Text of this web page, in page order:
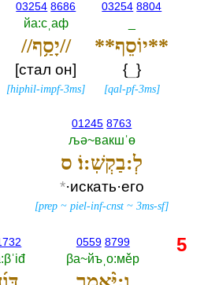
03254 8804
**יוֹסֵף**
{_ }
[qal-pf-3ms]
03254 8686
йа:сˌаф
//יָסַ֥ף//
[стал он]
[hiphil-impf-3ms]
01245 8763
љә~вакшˈө
לְ:בַקְשֽׁ:וֹ׃ ס
*·искать·его
[prep ~piel-inf-cnst ~3ms-sf]
0559 8799
βа~йъˌо:мěр
5